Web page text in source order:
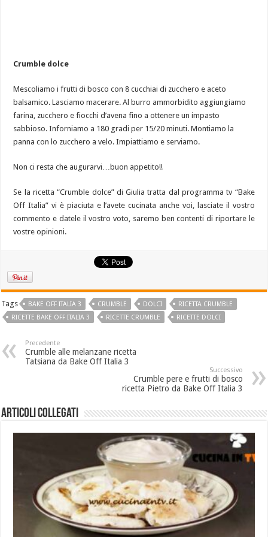
Crumble dolce
Mescoliamo i frutti di bosco con 8 cucchiai di zucchero e aceto
balsamico. Lasciamo macerare. Al burro ammorbidito aggiungiamo
farina, zucchero e fiocchi d’avena fino a ottenere un impasto
sabbioso. Inforniamo a 180 gradi per 15/20 minuti. Montiamo la
panna con lo zucchero a velo. Impiattiamo e serviamo.
Non ci resta che augurarvi…buon appetito!!
Se la ricetta “Crumble dolce” di Giulia tratta dal programma tv “Bake
Off Italia” vi è piaciuta e l’avete cucinata anche voi, lasciate il vostro
commento e datele il vostro voto, saremo ben contenti di riportare le
vostre opinioni.
Tags BAKE OFF ITALIA 3 CRUMBLE DOLCI
RICETTA CRUMBLE
RICETTE BAKE OFF ITALIA 3
RICETTE CRUMBLE RICETTE DOLCI
Precedente
Crumble alle melanzane ricetta
Tatsiana da Bake Off Italia 3
Successivo
Crumble pere e frutti di bosco
ricetta Pietro da Bake Off Italia 3
Articoli collegati